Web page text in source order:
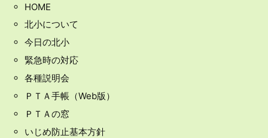
HOME
北小について
今日の北小
緊急時の対応
各種説明会
ＰＴＡ手帳（Web版）
ＰＴＡの窓
いじめ防止基本方針